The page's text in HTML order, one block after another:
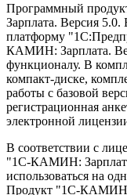
Программный
Зарплата. Версия 5.0.
платформу
КАМИН: Зарплата.
функционалу. В
компакт-диске,
работы с базовой
регистрационная
электронной
В соответствии с
"1С-КАМИН:
использоваться на
Продукт "1C-КАМИН: